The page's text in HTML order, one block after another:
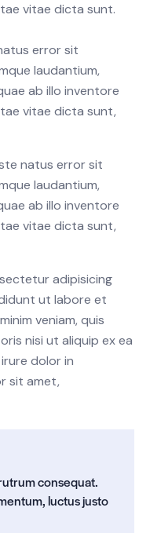
vitae dicta sunt.
error sit
laudantium,
ab illo inventore
vitae dicta sunt,
natus error sit
laudantium,
ab illo inventore
vitae dicta sunt,
adipisicing
ut labore et
veniam, quis
nisi ut aliquip ex ea
dolor in
sit amet,
consequat.
luctus justo